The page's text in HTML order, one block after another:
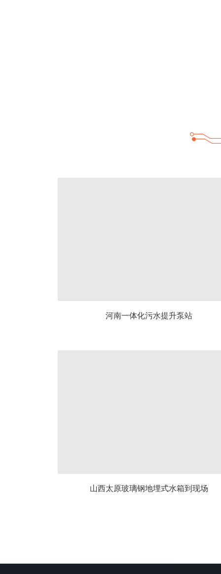
河南一体化污水提升泵站
山西太原玻璃钢地埋式水箱到现场